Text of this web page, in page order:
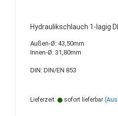
Hydraulikschlauch 1-lagig
Außen-Ø: 43,50mm
Innen-Ø: 31,80mm
DIN: DIN/EN 853
Lieferzeit: sofort lieferbar